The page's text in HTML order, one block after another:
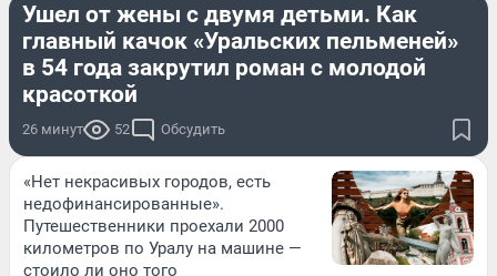
Ушел от жены с двумя детьми. Как
главный качок «Уральских пельменей»
в 54 года закрутил роман с молодой
красоткой
26 минут 52 Обсудить
«Нет некрасивых городов, есть
недофинансированные».
Путешественники проехали 2000
километров по Уралу на машине —
стоило ли оно того